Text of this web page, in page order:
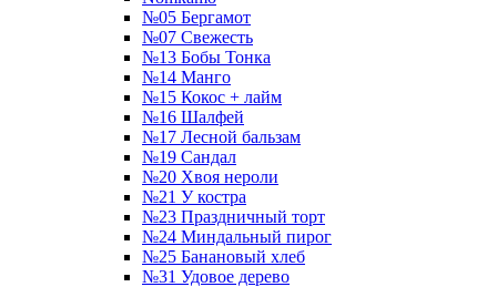
№05 Бергамот
№07 Свежесть
№13 Бобы Тонка
№14 Манго
№15 Кокос + лайм
№16 Шалфей
№17 Лесной бальзам
№19 Сандал
№20 Хвоя нероли
№21 У костра
№23 Праздничный торт
№24 Миндальный пирог
№25 Банановый хлеб
№31 Удовое дерево